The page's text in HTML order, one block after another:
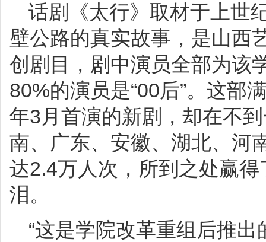
话剧《太行》取材于上世
壁公路的真实故事，是山西
创剧目，剧中演员全部为该
80%的演员是“00后”。这部
年3月首演的新剧，却在不
南、广东、安徽、湖北、河
达2.4万人次，所到之处赢
泪。
“这是学院改革重组后推